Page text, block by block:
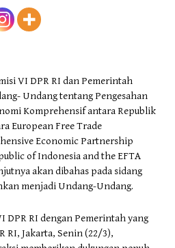
VI DPR RI dan Pemerintah
Undang tentang Pengesahan
Komprehensif antara Republik
European Free Trade
Economic Partnership
of Indonesia and the EFTA
akan dibahas pada sidang
menjadi Undang-Undang.
DPR RI dengan Pemerintah yang
RI, Jakarta, Senin (22/3),